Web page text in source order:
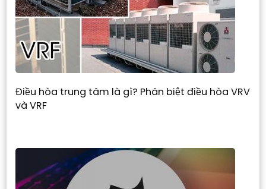
Điều hòa trung tâm là gì? Phân biệt điều hòa VRV
và VRF